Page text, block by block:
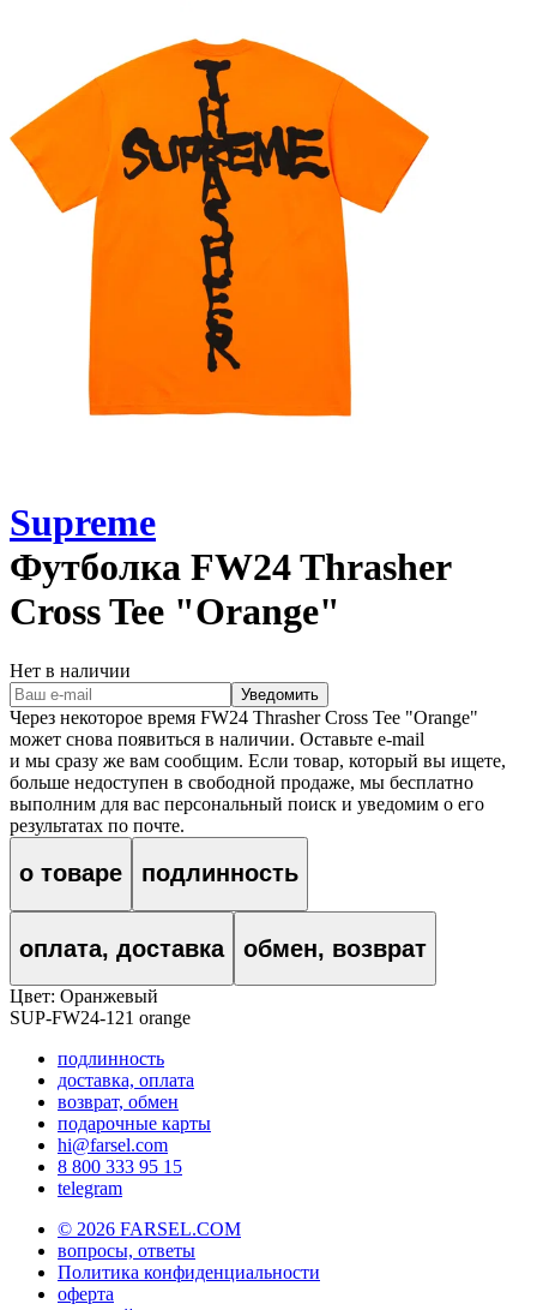
Supreme
Футболка FW24 Thrasher
Cross Tee "Orange"
Нет в наличии
Уведомить
Через некоторое время FW24 Thrasher Cross Tee "Orange"
может снова появиться в наличии. Оставьте e‑mail
и мы сразу же вам сообщим. Если товар, который вы ищете,
больше недоступен в свободной продаже, мы бесплатно
выполним для вас персональный поиск и уведомим о его
результатах по почте.
о товаре подлинность
оплата, доставка обмен, возврат
Цвет: Оранжевый
SUP-FW24-121 orange
подлинность
доставка, оплата
возврат, обмен
подарочные карты
hi@farsel.com
8 800 333 95 15
telegram
© 2026 FARSEL.COM
вопросы, ответы
Политика конфиденциальности
оферта